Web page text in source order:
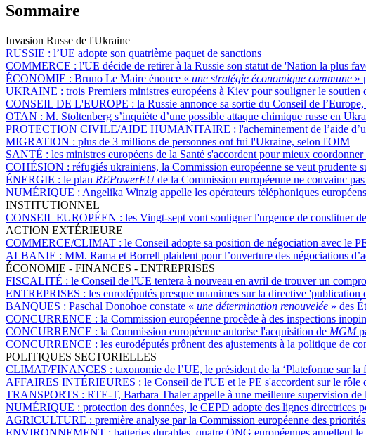
Sommaire
Invasion Russe de l'Ukraine
RUSSIE : l’UE adopte son quatrième paquet de sanctions
COMMERCE : l'UE décide de retirer à la Russie son statut de 'Nation la plus
ÉCONOMIE : Bruno Le Maire énonce « une stratégie économique commune »
UKRAINE : trois Premiers ministres européens à Kiev pour souligner le soutien
CONSEIL DE L'EUROPE : la Russie annonce sa sortie du Conseil de
OTAN : M. Stoltenberg s’inquiète d’une possible attaque chimique russe en
PROTECTION CIVILE/AIDE HUMANITAIRE : l'acheminement de l’aide
MIGRATION : plus de 3 millions de personnes ont fui l'Ukraine, selon l'OIM
SANTÉ : les ministres européens de la Santé s'accordent pour mieux
COHÉSION : réfugiés ukrainiens, la Commission européenne se veut prudente
ÉNERGIE : le plan REPowerEUde la Commission européenne ne convainc
NUMÉRIQUE : Angelika Winzig appelle les opérateurs téléphoniques
INSTITUTIONNEL
CONSEIL EUROPÉEN : les Vingt-sept vont souligner l'urgence de constituer
ACTION EXTÉRIEURE
COMMERCE/CLIMAT : le Conseil adopte sa position de négociation avec le
ALBANIE : MM. Rama et Borrell plaident pour l’ouverture des négociations
ÉCONOMIE - FINANCES - ENTREPRISES
FISCALITÉ : le Conseil de l'UE tentera à nouveau en avril de trouver un
ENTREPRISES : les eurodéputés presque unanimes sur la directive
BANQUES : Paschal Donohoe constate « une détermination renouvelée » des
CONCURRENCE : la Commission européenne procède à des inspections
CONCURRENCE : la Commission européenne autorise l'acquisition de MGM
CONCURRENCE : les eurodéputés prônent des ajustements à la politique de
POLITIQUES SECTORIELLES
CLIMAT/FINANCES : taxonomie de l’UE, le président de la ‘Plateforme sur
AFFAIRES INTÉRIEURES : le Conseil de l'UE et le PE s'accordent sur le
TRANSPORTS : RTE-T, Barbara Thaler appelle à une meilleure supervision
NUMÉRIQUE : protection des données, le CEPD adopte des lignes directrices
AGRICULTURE : première analyse par la Commission européenne des
ENVIRONNEMENT : batteries durables, quatre ONG européennes appellent